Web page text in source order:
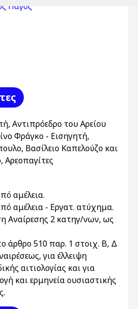
Πάγος
Αντιπρόεδρο του Αρείου
Φράγκο - Εισηγητή,
Βασίλειο Καπελούζο και
αμέλεια.
αμέλεια - Εργατ. ατύχημα.
Αναίρεσης 2 κατηγ/νων, ως
άρθρο 510 παρ. 1 στοιχ. Β, Δ
για έλλειψη
αιτιολογίας και για
και ερμηνεία ουσιαστικής